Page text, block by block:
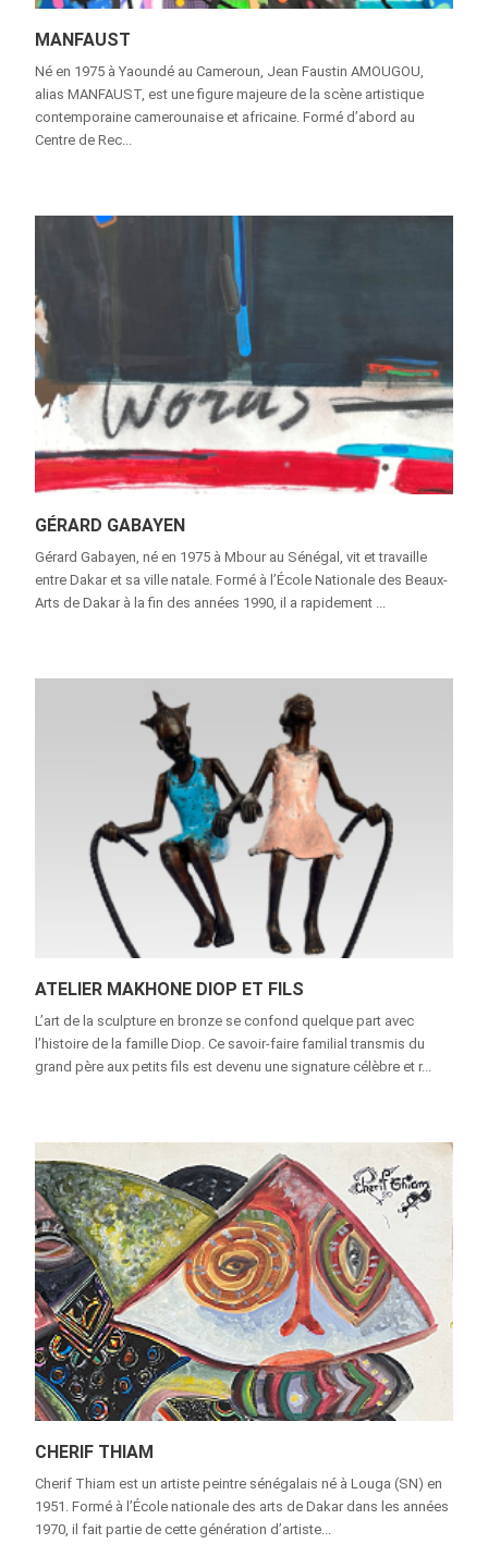
MANFAUST
Né en 1975 à Yaoundé au Cameroun, Jean Faustin AMOUGOU,
alias MANFAUST, est une figure majeure de la scène artistique
contemporaine camerounaise et africaine. Formé d’abord au
Centre de Rec...
GÉRARD GABAYEN
Gérard Gabayen, né en 1975 à Mbour au Sénégal, vit et travaille
entre Dakar et sa ville natale. Formé à l’École Nationale des Beaux-
Arts de Dakar à la fin des années 1990, il a rapidement ...
ATELIER MAKHONE DIOP ET FILS
L’art de la sculpture en bronze se confond quelque part avec
l’histoire de la famille Diop. Ce savoir-faire familial transmis du
grand père aux petits fils est devenu une signature célèbre et r...
CHERIF THIAM
Cherif Thiam est un artiste peintre sénégalais né à Louga (SN) en
1951. Formé à l’École nationale des arts de Dakar dans les années
1970, il fait partie de cette génération d’artiste...